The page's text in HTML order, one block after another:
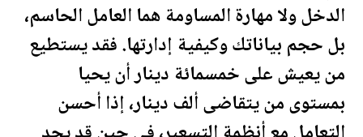
الدخل ولا مهارة المساومة هما العامل الحاسم،
بل حجم بياناتك وكيفية إدارتها. فقد يستطيع
من يعيش على خمسمائة دينار أن يحيا
بمستوى من يتقاضى ألف دينار، إذا أحسن